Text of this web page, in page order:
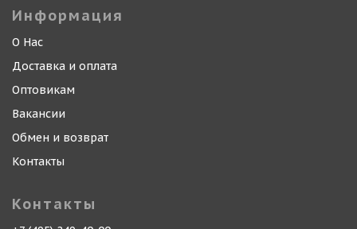
Информация
О Нас
Доставка и оплата
Оптовикам
Вакансии
Обмен и возврат
Контакты
Контакты